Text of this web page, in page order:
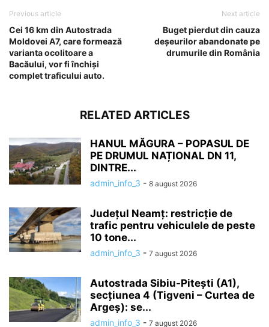
Previous article
Cei 16 km din Autostrada
Moldovei A7, care formează
varianta ocolitoare a
Bacăului, vor fi închiși
complet traficului auto.
Next article
Buget pierdut din cauza
deșeurilor abandonate pe
drumurile din România
RELATED ARTICLES
HANUL MĂGURA – POPASUL DE
PE DRUMUL NAȚIONAL DN 11,
DINTRE...
admin_info_3 - 8 august 2026
Județul Neamț: restricție de
trafic pentru vehiculele de peste
10 tone...
admin_info_3 - 7 august 2026
Autostrada Sibiu-Pitești (A1),
secțiunea 4 (Tigveni – Curtea de
Argeș): se...
admin_info_3 - 7 august 2026